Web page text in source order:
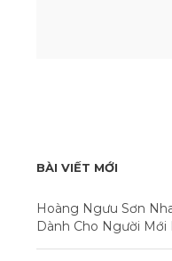
BÀI VIẾT MỚI
Hoàng Ngưu Sơn
Dành Cho Người